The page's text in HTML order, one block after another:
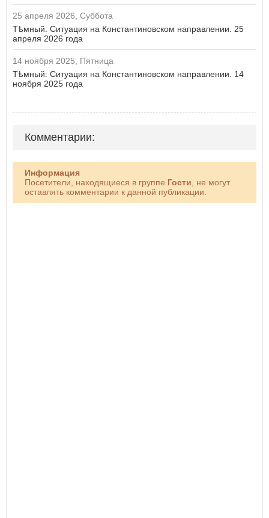
25 апреля 2026, Суббота
Тѣмный: Ситуация на Константиновском направлении. 25
апреля 2026 года
14 ноября 2025, Пятница
Тѣмный: Ситуация на Константиновском направлении. 14
ноября 2025 года
Комментарии:
Информация
Посетители, находящиеся в группе Гости , не могут
оставлять комментарии к данной публикации.